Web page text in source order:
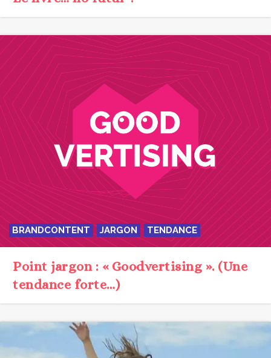
BRANDCONTENT JARGON TENDANCE
Point jargon : « Goodvertising ». (Une
tendance forte…)